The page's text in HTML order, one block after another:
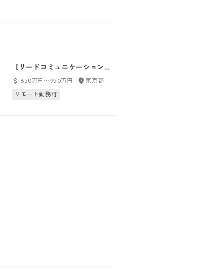
【リードコミュニケーションデ
ザイナー（HR事業）】マネーフ
650万円〜950万円
東京都
リモート勤務可